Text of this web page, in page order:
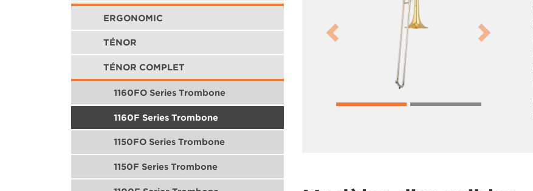
ERGONOMIC
TÉNOR
TÉNOR COMPLET
1160FO Series Trombone
1160F Series Trombone
1150FO Series Trombone
1150F Series Trombone
Previous Next